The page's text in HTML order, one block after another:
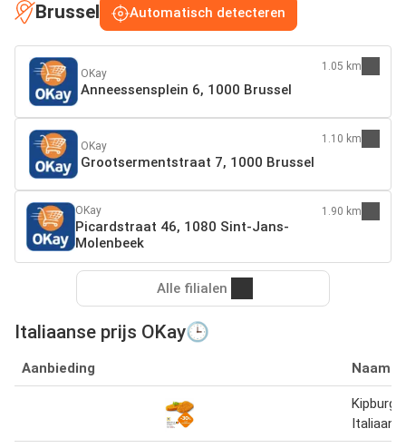
Brussel Automatisch detecteren
OKay
Anneessensplein 6, 1000 Brussel
1.05 km
OKay
Grootsermentstraat 7, 1000 Brussel
1.10 km
OKay
Picardstraat 46, 1080 Sint-Jans-
Molenbeek
1.90 km
Alle filialen
Italiaanse prijs OKay🕒
Aanbieding Naam